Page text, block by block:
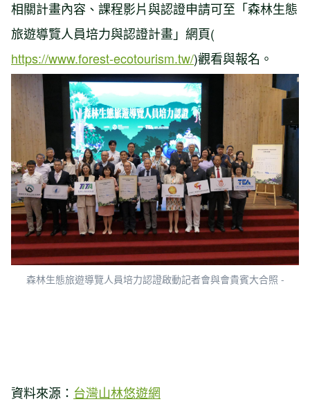
相關計畫內容、課程影片與認證申請可至「森林生態
旅遊導覽人員培力與認證計畫」網頁(
https://www.forest-ecotourism.tw/)觀看與報名。
森林生態旅遊導覽人員培力認證啟動記者會與會貴賓大合照 -
資料來源： 台灣山林悠遊網